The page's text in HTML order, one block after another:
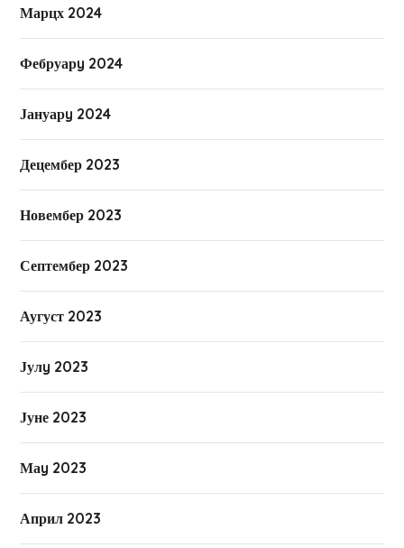
Марцх 2024
Фебруарy 2024
Јануарy 2024
Децембер 2023
Новембер 2023
Септембер 2023
Аугуст 2023
Јулy 2023
Јуне 2023
Маy 2023
Април 2023